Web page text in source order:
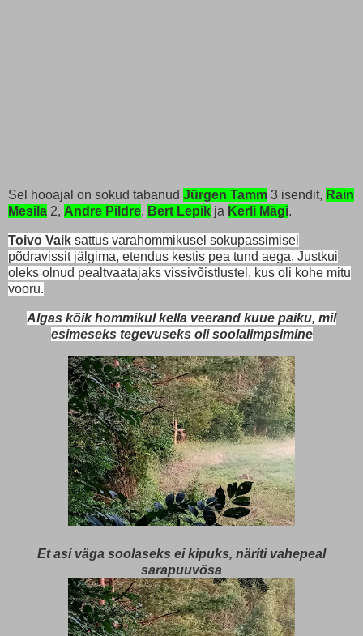
Sel hooajal on sokud tabanud Jürgen Tamm 3 isendit, Rain
Mesila 2, Andre Pildre, Bert Lepik ja Kerli Mägi.
Toivo Vaik sattus varahommikusel sokupassimisel
põdravissit jälgima, etendus kestis pea tund aega. Justkui
oleks olnud pealtvaatajaks vissivõistlustel, kus oli kohe mitu
vooru.
Algas kõik hommikul kella veerand kuue paiku, mil
esimeseks tegevuseks oli soolalimpsimine
Et asi väga soolaseks ei kipuks, näriti vahepeal
sarapuuvõsa